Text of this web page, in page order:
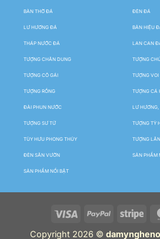
BÀN THỜ ĐÁ ĐÈN ĐÁ
LƯ HƯƠNG ĐÁ BẢN HIỆU
THÁP NƯỚC ĐÁ LAN CAN
TƯỢNG CHÂN DUNG TƯỢNG
TƯỢNG CÔ GÁI TƯỢNG
TƯỢNG RỒNG TƯỢNG CÁ
ĐÀI PHUN NƯỚC LƯ
TƯỢNG SƯ TỬ TƯỢNG TỲ
TÙY HƯU PHONG THỦY TƯỢNG
ĐÈN SÂN VƯỜN SẢN PHẨM
SẢN PHẨM NỔI BẬT
Copyright 2026 ©